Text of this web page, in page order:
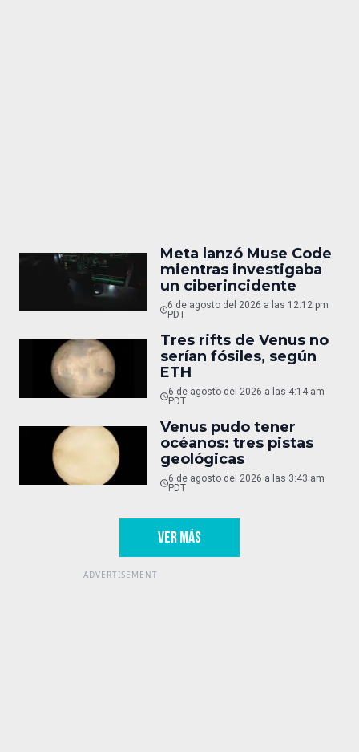
Meta lanzó Muse Code
mientras investigaba
un ciberincidente
6 de agosto del 2026 a las 12:12 pm
PDT
Tres rifts de Venus no
serían fósiles, según
ETH
6 de agosto del 2026 a las 4:14 am
PDT
Venus pudo tener
océanos: tres pistas
geológicas
6 de agosto del 2026 a las 3:43 am
PDT
VER MÁS